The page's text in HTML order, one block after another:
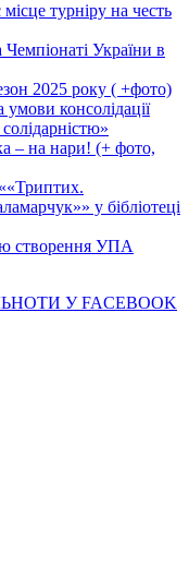
турніру на честь
Чемпіонаті України в
2025 року ( +фото)
консолідації
– на нари! (+ фото,
у бібліотеці
створення УПА